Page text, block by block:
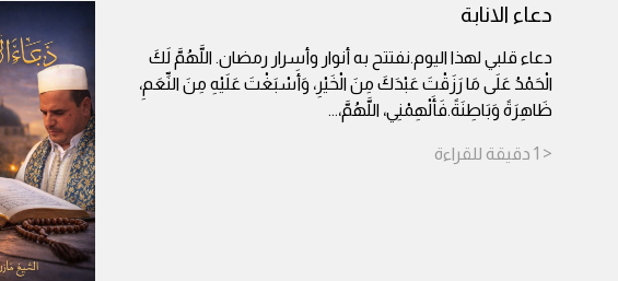
دعاء الانابة
دعاء قلبي لهذا اليوم.نفتتح به أنوار وأسرار رمضان. اللَّهُمَّ لَكَ
الْحَمْدُ عَلَى مَا رَزَقْتَ عَبْدَكَ مِنَ الْخَيْرِ، وَأَسْبَغْتَ عَلَيْهِ مِنَ النِّعَمِ،
ظَاهِرَةً وَبَاطِنَةً.فَأَلْهِمْنِي، اللَّهُمَّ،...
< 1 دقيقة للقراءة